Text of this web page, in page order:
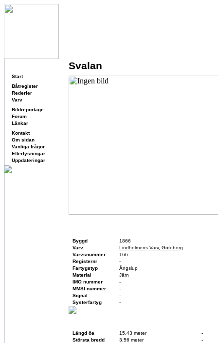
Start
Båtregister
Rederier
Varv
Bildreportage
Forum
Länkar
Kontakt
Om sidan
Vanliga frågor
Efterlysningar
Uppdateringar
Svalan
Byggd
1866
Varv
Lindholmens Varv, Göteborg
Varvsnummer
166
Registernr
-
Fartygstyp
Ångslup
Material
Järn
IMO nummer
-
MMSI nummer
-
Signal
-
Systerfartyg
-
Längd öa
15,43 meter
-
Största bredd
3,56 meter
-